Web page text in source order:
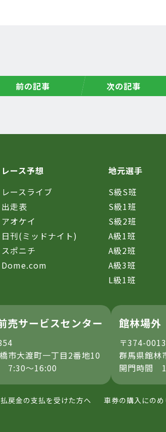
前の記事 次の記事
レース予想
レースライブ
出走表
アオケイ
日刊(ミッドナイト)
スポニチ
Dome.com
地元選手
S級S班
S級1班
S級2班
A級1班
A級2班
A級3班
L級1班
売サービスセンター
市大渡町一丁目2番地10
7:30～16:00
館林場外
〒374-0013
群馬県館林
開門時間
戻金の支払を受けた方へ 車券の購入にの